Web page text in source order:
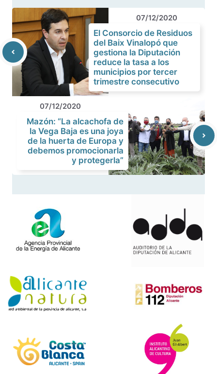
07/12/2020
El Consorcio de Residuos
del Baix Vinalopó que
gestiona la Diputación
reduce la tasa a los
municipios por tercer
trimestre consecutivo
07/12/2020
Mazón: “La alcachofa de
la Vega Baja es una joya
de la huerta de Europa y
debemos promocionarla
y protegerla”